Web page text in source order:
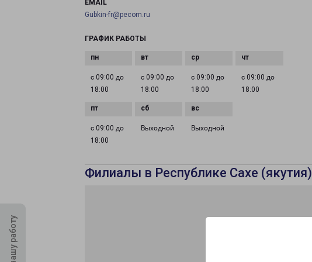
EMAIL
Gubkin-fr@pecom.ru
ГРАФИК РАБОТЫ
с 09:00 до
18:00
с 09:00 до
18:00
с 09:00 до
18:00
с 09:00 до
18:00
с 09:00 до
18:00
Выходной Выходной
Филиалы в Республике Сахе (якутия)